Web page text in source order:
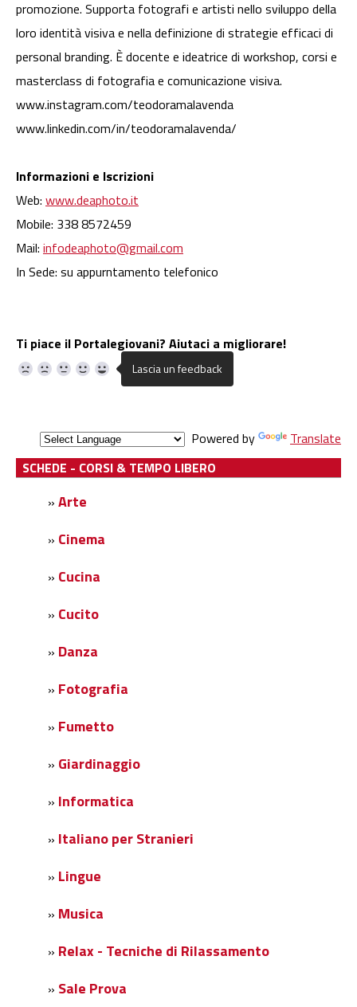
promozione. Supporta fotografi e artisti nello sviluppo della
loro identità visiva e nella definizione di strategie efficaci di
personal branding. È docente e ideatrice di workshop, corsi e
masterclass di fotografia e comunicazione visiva.
www.instagram.com/teodoramalavenda
www.linkedin.com/in/teodoramalavenda/
Informazioni e Iscrizioni
Web: www.deaphoto.it
Mobile: 338 8572459
Mail: infodeaphoto@gmail.com
In Sede: su appurntamento telefonico
Ti piace il Portalegiovani? Aiutaci a migliorare!
Powered by
Translate
SCHEDE - CORSI & TEMPO LIBERO
» Arte
» Cinema
» Cucina
» Cucito
» Danza
» Fotografia
» Fumetto
» Giardinaggio
» Informatica
» Italiano per Stranieri
» Lingue
» Musica
» Relax - Tecniche di Rilassamento
» Sale Prova